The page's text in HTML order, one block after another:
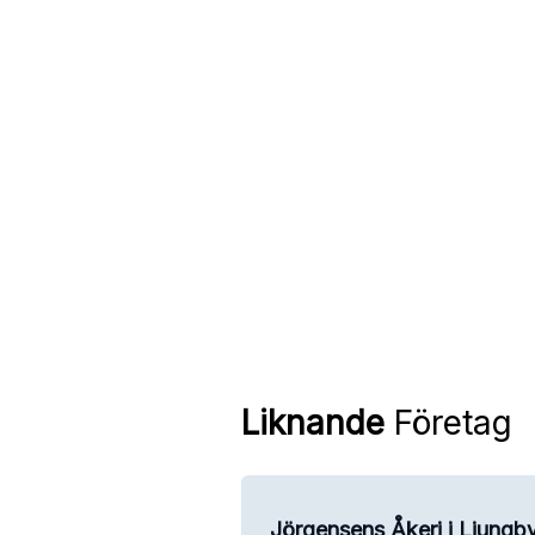
LiknandeFöretag
Jörgensens Åkeri i